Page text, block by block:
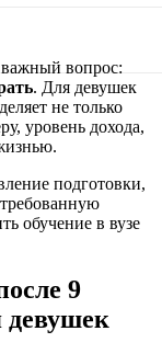
важный вопрос:
. Для девушек
не только
уровень дохода,
подготовки,
обучение в вузе
9
девушек